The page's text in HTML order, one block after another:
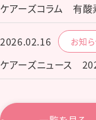
ケアーズコラム 有酸
2026.02.16 お知
ケアーズニュース